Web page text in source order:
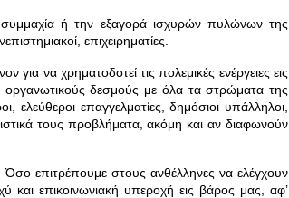
συμμαχία ή την εξαγορά ισχυρών πυλώνων της
επιχειρηματίες.
να χρηματοδοτεί τις πολεμικές ενέργειες εις
οργανωτικούς δεσμούς με όλα τα στρώματα της
ελεύθεροι επαγγελματίες, δημόσιοι υπάλληλοι,
τους προβλήματα, ακόμη και αν διαφωνούν
Όσο επιτρέπουμε στους ανθέλληνες να ελέγχουν
και επικοινωνιακή υπεροχή εις βάρος μας, αφ’